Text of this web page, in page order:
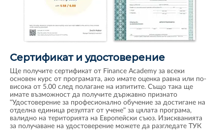
Сертификат и удостоверение
Ще получите сертификат от Finance Academy за всеки
основен курс от програмата, ако имате оценка равна или по-
висока от 5.00 след полагане на изпитите. Също така ще
имате възможност да получите държавно признато
"Удостоверение за професионално обучение за достигане на
отделна единица резултат от учене" за цялата програма,
валидно на територията на Европейски съюз. Изискванията
за получаване на удостоверение можете да разгледате ТУК